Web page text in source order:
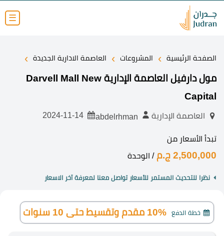
☰
الصفحة الرئيسية › المشروعات › العاصمة الادارية الجديدة ›
مول دارفيل العاصمة الإدارية Darvell Mall New
Capital
العاصمة الإدارية
تبدأ الأسعار من
2,500,000 ج.م / الوحدة
نظرا للتحديث المستمر للأسعار تواصل معنا لمعرفة آخر الاسعار
خطة الدفع 10% مقدم وتقسيط حتى 10 سنوات